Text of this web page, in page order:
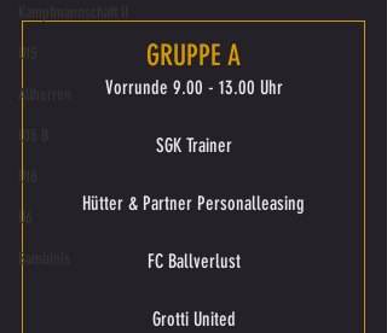
U15
Altherren
U15 B
U16
U6
Bambinis
GRUPPE A
Vorrunde 9.00 - 13.00 Uhr
SGK Trainer
Hütter & Partner Personalleasing
FC Ballverlust
Grotti United